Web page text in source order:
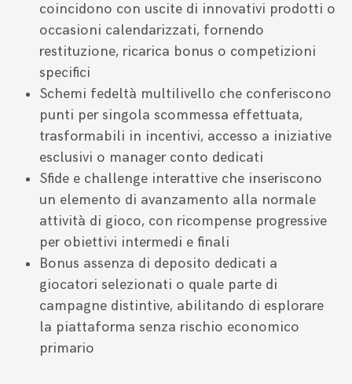
coincidono con uscite di innovativi prodotti o
occasioni calendarizzati, fornendo
restituzione, ricarica bonus o competizioni
specifici
Schemi fedeltà multilivello che conferiscono
punti per singola scommessa effettuata,
trasformabili in incentivi, accesso a iniziative
esclusivi o manager conto dedicati
Sfide e challenge interattive che inseriscono
un elemento di avanzamento alla normale
attività di gioco, con ricompense progressive
per obiettivi intermedi e finali
Bonus assenza di deposito dedicati a
giocatori selezionati o quale parte di
campagne distintive, abilitando di esplorare
la piattaforma senza rischio economico
primario